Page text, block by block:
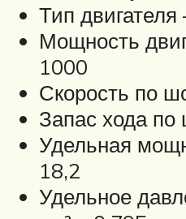
Тип
Мощность
1000
Скорость по
Запас хода
Удельная
18,2
Удельное